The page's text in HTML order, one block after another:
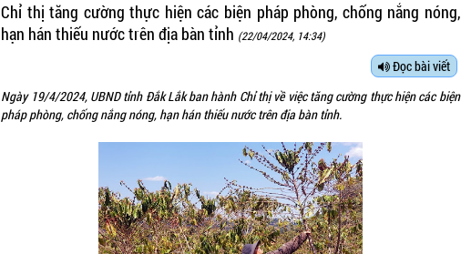
Chỉ thị tăng cường thực hiện các biện pháp phòng, chống nắng nóng,
hạn hán thiếu nước trên địa bàn tỉnh (22/04/2024, 14:34)
Đọc bài viết
Ngày 19/4/2024, UBND tỉnh Đắk Lắk ban hành Chỉ thị về việc tăng cường thực hiện các biện
pháp phòng, chống nắng nóng, hạn hán thiếu nước trên địa bàn tỉnh.